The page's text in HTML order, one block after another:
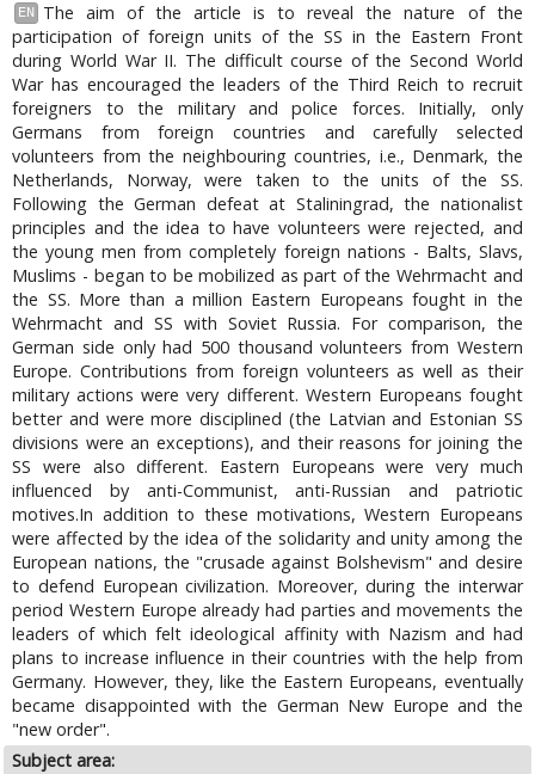
EN
The aim of the article is to reveal the nature of the
participation of foreign units of the SS in the Eastern Front
during World War II. The difficult course of the Second World
War has encouraged the leaders of the Third Reich to recruit
foreigners to the military and police forces. Initially, only
Germans from foreign countries and carefully selected
volunteers from the neighbouring countries, i.e., Denmark, the
Netherlands, Norway, were taken to the units of the SS.
Following the German defeat at Staliningrad, the nationalist
principles and the idea to have volunteers were rejected, and
the young men from completely foreign nations - Balts, Slavs,
Muslims - began to be mobilized as part of the Wehrmacht and
the SS. More than a million Eastern Europeans fought in the
Wehrmacht and SS with Soviet Russia. For comparison, the
German side only had 500 thousand volunteers from Western
Europe. Contributions from foreign volunteers as well as their
military actions were very different. Western Europeans fought
better and were more disciplined (the Latvian and Estonian SS
divisions were an exceptions), and their reasons for joining the
SS were also different. Eastern Europeans were very much
influenced by anti-Communist, anti-Russian and patriotic
motives.In addition to these motivations, Western Europeans
were affected by the idea of the solidarity and unity among the
European nations, the "crusade against Bolshevism" and desire
to defend European civilization. Moreover, during the interwar
period Western Europe already had parties and movements the
leaders of which felt ideological affinity with Nazism and had
plans to increase influence in their countries with the help from
Germany. However, they, like the Eastern Europeans, eventually
became disappointed with the German New Europe and the
"new order".
Subject area: